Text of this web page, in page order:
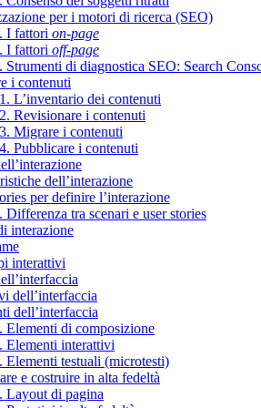
per i motori di ricerca (SEO)
I fattori on-page
I fattori off-page
Strumenti di diagnostica SEO: Search
i contenuti
L’inventario dei contenuti
Revisionare i contenuti
Migrare i contenuti
Pubblicare i contenuti
dell’interazione
per definire l’interazione
Differenza tra scenari e user stories
interazione
interattivi
dell’interfaccia
dell’interfaccia
Elementi di composizione
Elementi interattivi
Elementi testuali (microtesti)
e costruire in alta fedeltà
Layout di pagina